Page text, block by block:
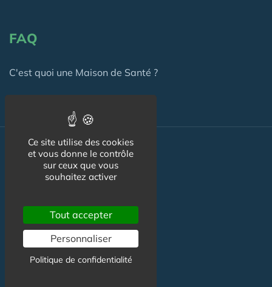
FAQ
C'est quoi une Maison de Santé ?
Actualité
Actualité Maison de Santé
Agenda Maison de Santé
Flux RSS
Ce site utilise des cookies
et vous donne le contrôle
sur ceux que vous
souhaitez activer
Tout accepter
Personnaliser
Politique de confidentialité